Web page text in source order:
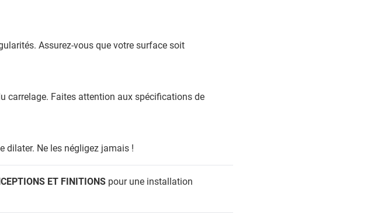
Assurez-vous que votre surface soit
carrelage. Faites attention aux spécifications de
dilater. Ne les négligez jamais !
ET FINITIONS pour une installation